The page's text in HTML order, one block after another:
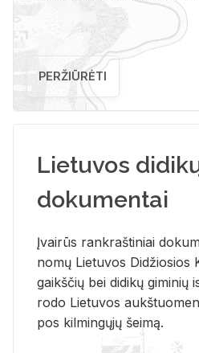
PERŽIŪRĖTI
Lietuvos
dokumentai
Įvai­rūs rank­raš­ti­niai
no­mų Lie­tu­vos Di­džio­sios
gaikš­čių bei di­di­kų gi­mi­nių
ro­do Lie­tu­vos
pos kil­min­gų­jų šei­mą.